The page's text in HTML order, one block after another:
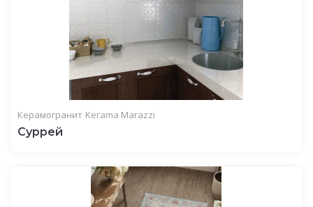
Керамогранит Kerama Marazzi
Суррей